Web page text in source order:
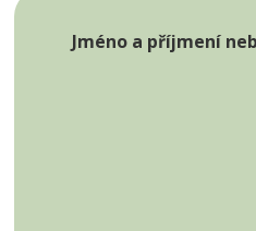
Jméno a příjmení